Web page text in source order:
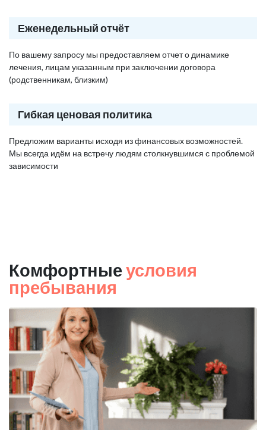
Еженедельный отчёт
По вашему запросу мы предоставляем отчет о динамике
лечения, лицам указанным при заключении договора
(родственникам, близким)
Гибкая ценовая политика
Предложим варианты исходя из финансовых возможностей.
Мы всегда идём на встречу людям столкнувшимся с проблемой
зависимости
Комфортные условия
пребывания